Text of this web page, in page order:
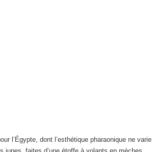
l’Égypte, dont l’esthétique pharaonique ne varie